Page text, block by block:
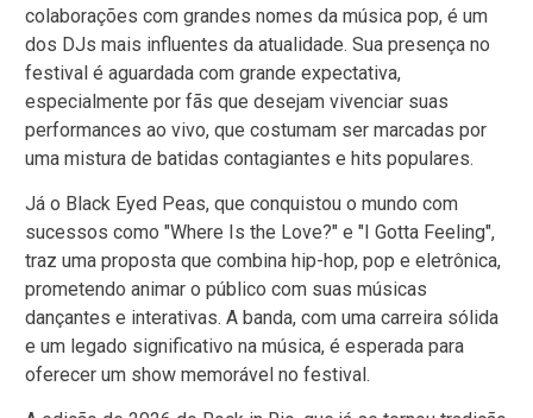
colaborações com grandes nomes da música pop, é um
dos DJs mais influentes da atualidade. Sua presença no
festival é aguardada com grande expectativa,
especialmente por fãs que desejam vivenciar suas
performances ao vivo, que costumam ser marcadas por
uma mistura de batidas contagiantes e hits populares.
Já o Black Eyed Peas, que conquistou o mundo com
sucessos como "Where Is the Love?" e "I Gotta Feeling",
traz uma proposta que combina hip-hop, pop e eletrônica,
prometendo animar o público com suas músicas
dançantes e interativas. A banda, com uma carreira sólida
e um legado significativo na música, é esperada para
oferecer um show memorável no festival.